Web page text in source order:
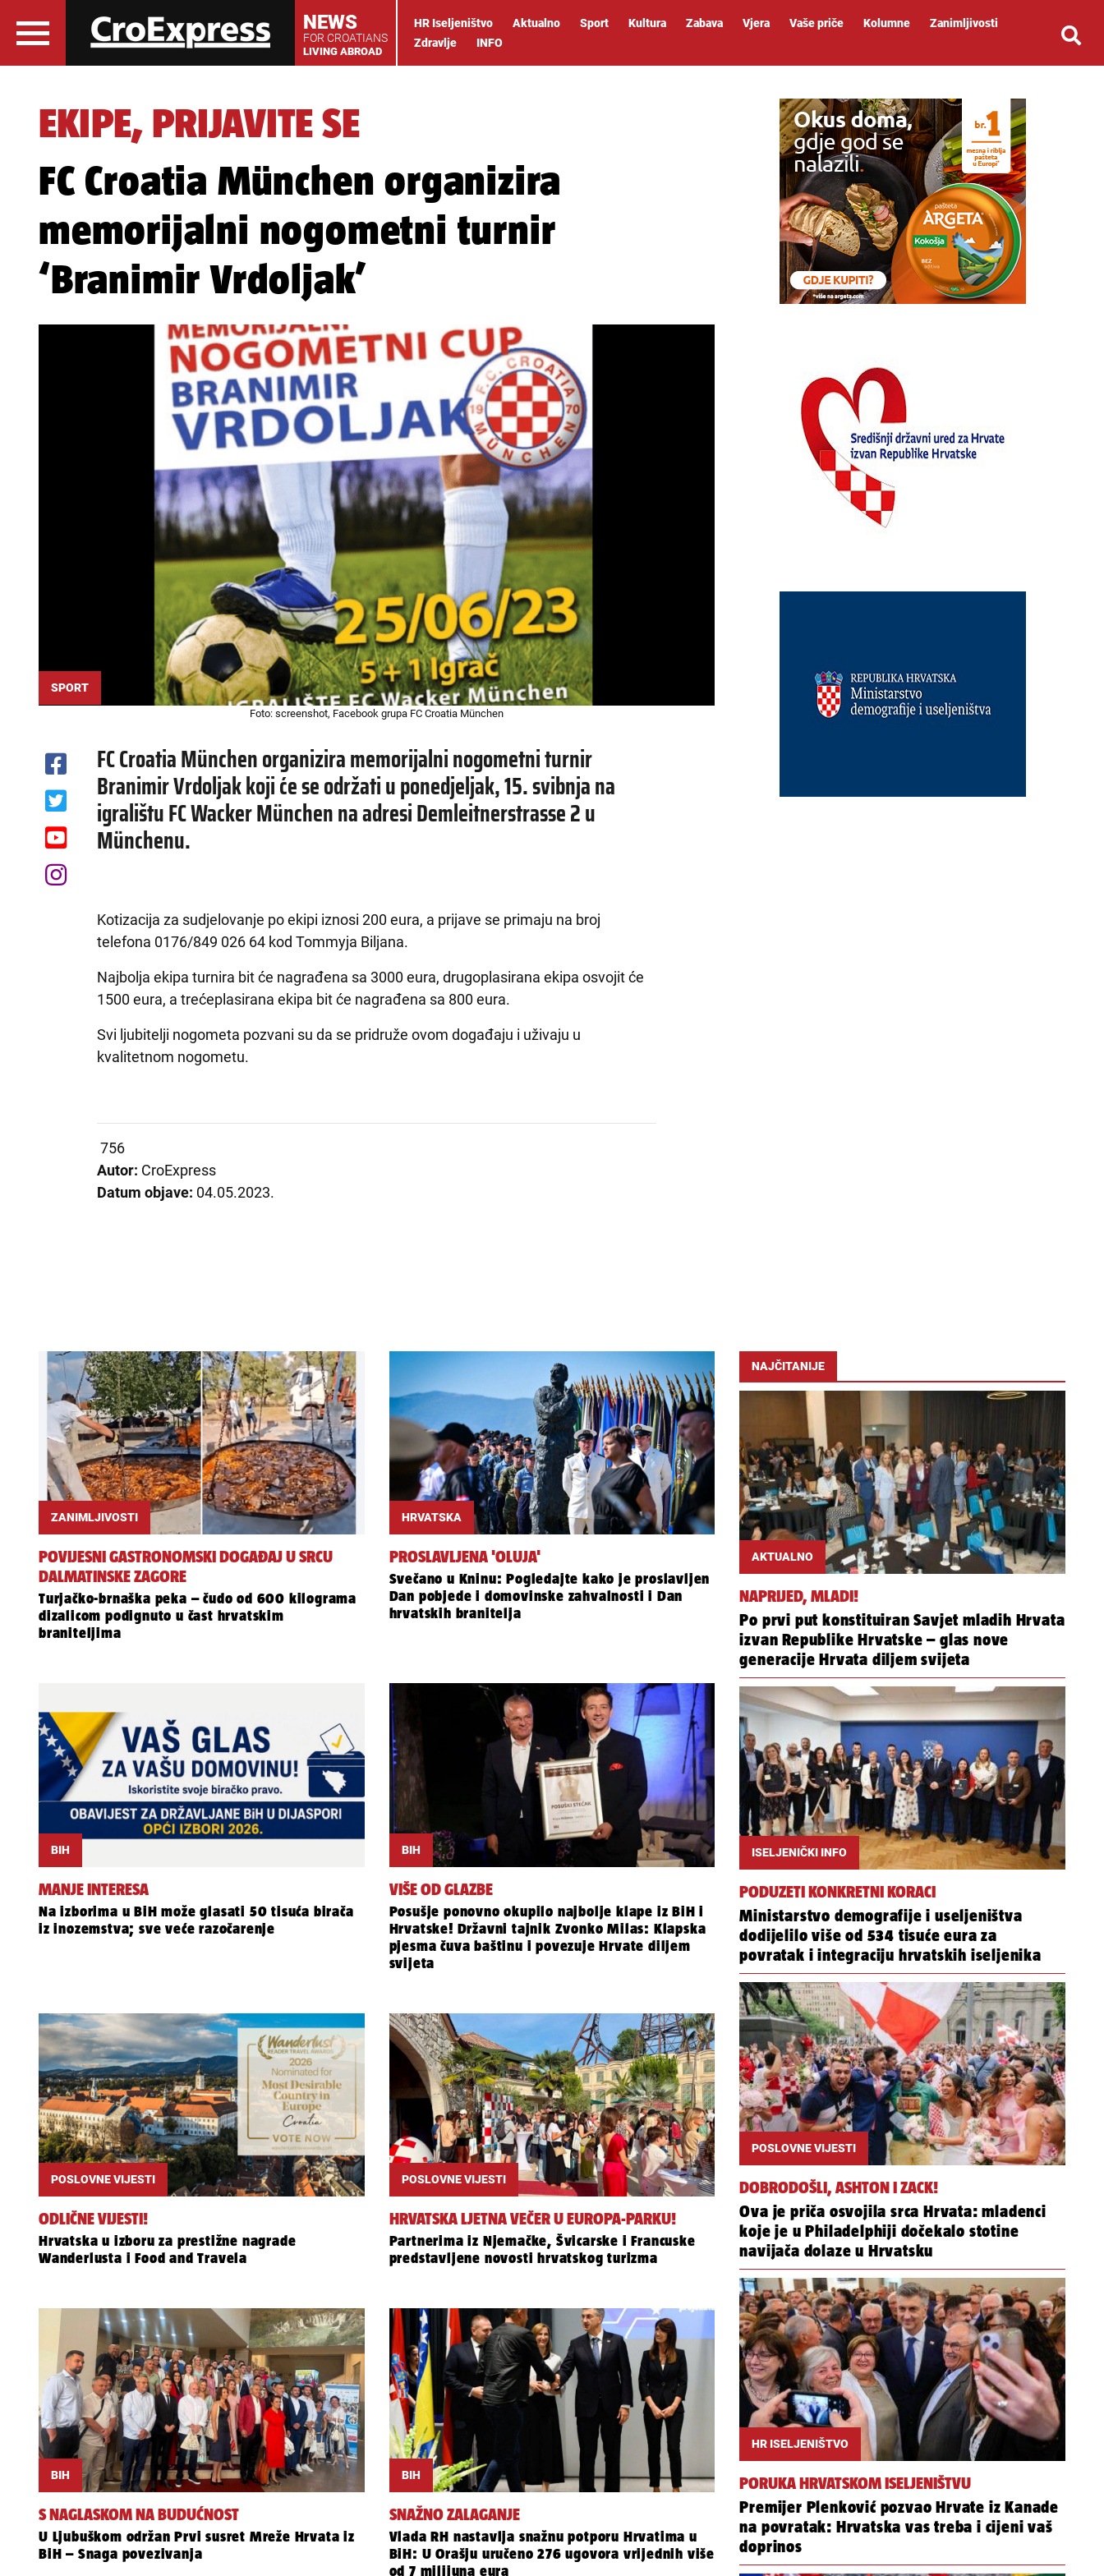
NEWS
FOR CROATIANS
LIVING ABROAD
HR Iseljeništvo Aktualno Sport Kultura Zabava Vjera Vaše priče Kolumne
Zanimljivosti
Zdravlje
INFO
EKIPE, PRIJAVITE SE
FC Croatia München organizira
memorijalni nogometni turnir
‘Branimir Vrdoljak’
SPORT
Foto: screenshot, Facebook grupa FC Croatia München
FC Croatia München organizira memorijalni nogometni turnir
Branimir Vrdoljak koji će se održati u ponedjeljak, 15. svibnja na
igralištu FC Wacker München na adresi Demleitnerstrasse 2 u
Münchenu.
Kotizacija za sudjelovanje po ekipi iznosi 200 eura, a prijave se primaju na broj
telefona 0176/849 026 64 kod Tommyja Biljana.
Najbolja ekipa turnira bit će nagrađena sa 3000 eura, drugoplasirana ekipa osvojit će
1500 eura, a trećeplasirana ekipa bit će nagrađena sa 800 eura.
Svi ljubitelji nogometa pozvani su da se pridruže ovom događaju i uživaju u
kvalitetnom nogometu.
756
Autor: CroExpress
Datum objave: 04.05.2023.
ZANIMLJIVOSTI
POVIJESNI GASTRONOMSKI DOGAĐAJ U SRCU
DALMATINSKE ZAGORE
Turjačko-brnaška peka – čudo od 600 kilograma
dizalicom podignuto u čast hrvatskim
braniteljima
HRVATSKA
PROSLAVLJENA 'OLUJA'
Svečano u Kninu: Pogledajte kako je proslavljen
Dan pobjede i domovinske zahvalnosti i Dan
hrvatskih branitelja
BIH
MANJE INTERESA
Na izborima u BiH može glasati 50 tisuća birača
iz inozemstva; sve veće razočarenje
BIH
VIŠE OD GLAZBE
Posušje ponovno okupilo najbolje klape iz BiH i
Hrvatske! Državni tajnik Zvonko Milas: Klapska
pjesma čuva baštinu i povezuje Hrvate diljem
svijeta
POSLOVNE VIJESTI
ODLIČNE VIJESTI!
Hrvatska u izboru za prestižne nagrade
Wanderlusta i Food and Travela
POSLOVNE VIJESTI
HRVATSKA LJETNA VEČER U EUROPA-PARKU!
Partnerima iz Njemačke, Švicarske i Francuske
predstavljene novosti hrvatskog turizma
BIH
S NAGLASKOM NA BUDUĆNOST
U Ljubuškom održan Prvi susret Mreže Hrvata iz
BiH – Snaga povezivanja
BIH
SNAŽNO ZALAGANJE
Vlada RH nastavlja snažnu potporu Hrvatima u
BiH: U Orašju uručeno 276 ugovora vrijednih više
od 7 milijuna eura
NAJČITANIJE
AKTUALNO
NAPRIJED, MLADI!
Po prvi put konstituiran Savjet mladih Hrvata
izvan Republike Hrvatske – glas nove
generacije Hrvata diljem svijeta
ISELJENIČKI INFO
PODUZETI KONKRETNI KORACI
Ministarstvo demografije i useljeništva
dodijelilo više od 534 tisuće eura za
povratak i integraciju hrvatskih iseljenika
POSLOVNE VIJESTI
DOBRODOŠLI, ASHTON I ZACK!
Ova je priča osvojila srca Hrvata: mladenci
koje je u Philadelphiji dočekalo stotine
navijača dolaze u Hrvatsku
HR ISELJENIŠTVO
PORUKA HRVATSKOM ISELJENIŠTVU
Premijer Plenković pozvao Hrvate iz Kanade
na povratak: Hrvatska vas treba i cijeni vaš
doprinos